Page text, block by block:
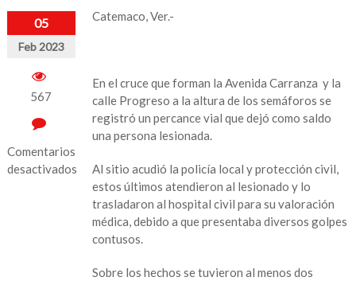
05
Feb 2023
567
Comentarios
desactivados
Catemaco, Ver.-
En el cruce que forman la Avenida Carranza y la
calle Progreso a la altura de los semáforos se
registró un percance vial que dejó como saldo
una persona lesionada.
Al sitio acudió la policía local y protección civil,
estos últimos atendieron al lesionado y lo
trasladaron al hospital civil para su valoración
médica, debido a que presentaba diversos golpes
contusos.
Sobre los hechos se tuvieron al menos dos